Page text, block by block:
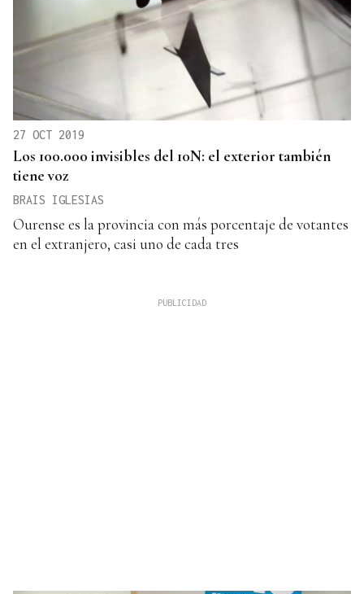
27 OCT 2019
Los 100.000 invisibles del 10N: el exterior también
tiene voz
BRAIS IGLESIAS
Ourense es la provincia con más porcentaje de votantes
en el extranjero, casi uno de cada tres